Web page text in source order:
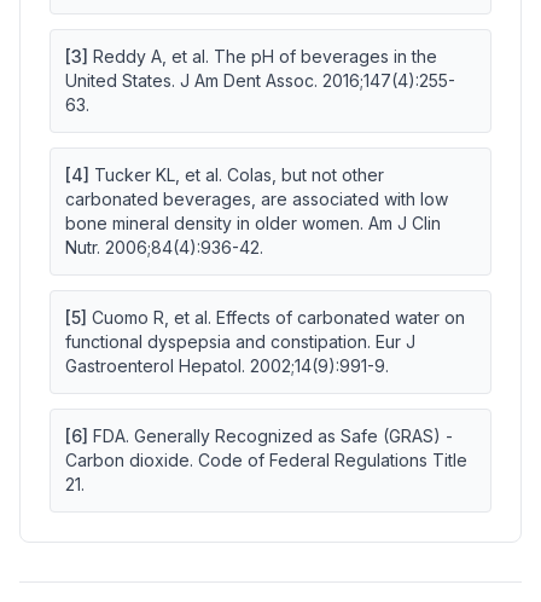
[3] Reddy A, et al. The pH of beverages in the
United States. J Am Dent Assoc. 2016;147(4):255-
63.
[4] Tucker KL, et al. Colas, but not other
carbonated beverages, are associated with low
bone mineral density in older women. Am J Clin
Nutr. 2006;84(4):936-42.
[5] Cuomo R, et al. Effects of carbonated water on
functional dyspepsia and constipation. Eur J
Gastroenterol Hepatol. 2002;14(9):991-9.
[6] FDA. Generally Recognized as Safe (GRAS) -
Carbon dioxide. Code of Federal Regulations Title
21.